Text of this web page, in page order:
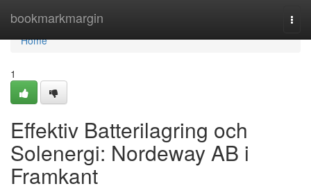
bookmarkmargin
Home
Home
1
Effektiv Batterilagring och
Solenergi: Nordeway AB i
Framkant